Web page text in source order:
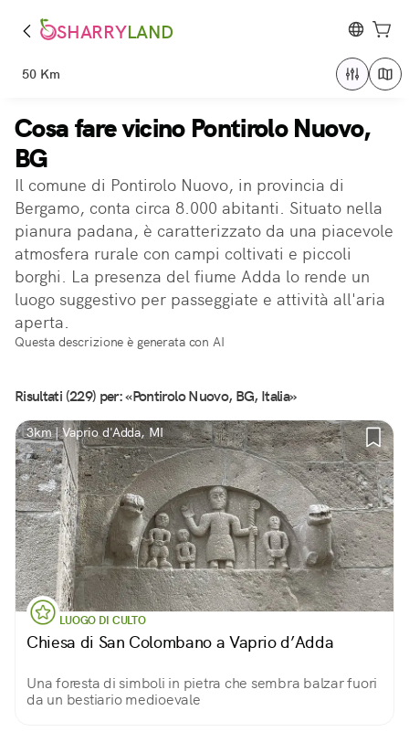
SHARRYLAND
50 Km
Cosa fare vicino Pontirolo Nuovo,
BG
Il comune di Pontirolo Nuovo, in provincia di
Bergamo, conta circa 8.000 abitanti. Situato nella
pianura padana, è caratterizzato da una piacevole
atmosfera rurale con campi coltivati e piccoli
borghi. La presenza del fiume Adda lo rende un
luogo suggestivo per passeggiate e attività all'aria
aperta.
Questa descrizione è generata con AI
Risultati (229) per: «Pontirolo Nuovo, BG, Italia»
3km | Vaprio d'Adda, MI
LUOGO DI CULTO
Chiesa di San Colombano a Vaprio d’Adda
Una foresta di simboli in pietra che sembra balzar fuori
da un bestiario medioevale